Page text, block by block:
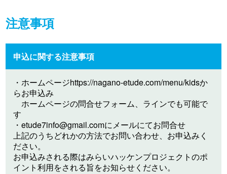
注意事項
申込に関する注意事項
・ホームページhttps://nagano-etude.com/menu/kidsか
らお申込み
ホームページの問合せフォーム、ラインでも可能で
す
・etude7info@gmail.comにメールにてお問合せ
上記のうちどれかの方法でお問い合わせ、お申込みく
ださい。
お申込みされる際はみらいハッケンプロジェクトのポ
イント利用をされる旨をお知らせください。